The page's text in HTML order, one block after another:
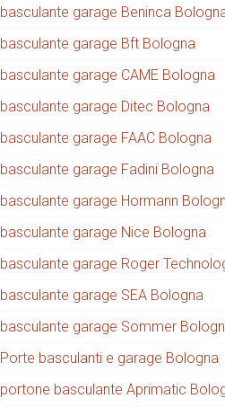
basculante garage Beninca
basculante garage Bft Bologna
basculante garage CAME Bologna
basculante garage Ditec Bologna
basculante garage FAAC Bologna
basculante garage Fadini Bologna
basculante garage Hormann
basculante garage Nice Bologna
basculante garage Roger
basculante garage SEA Bologna
basculante garage Sommer
Porte basculanti e garage Bologna
portone basculante Aprimatic